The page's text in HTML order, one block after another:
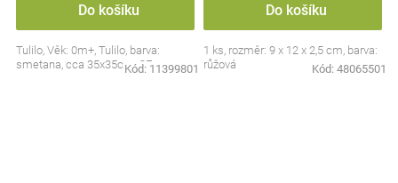
Do košíku
Tulilo, Věk: 0m+, Tulilo, barva:
smetana, cca 35x35cm, CE
Kód: 11399801
Do košíku
1 ks, rozměr: 9 x 12 x 2,5 cm, barva:
růžová
Kód: 48065501